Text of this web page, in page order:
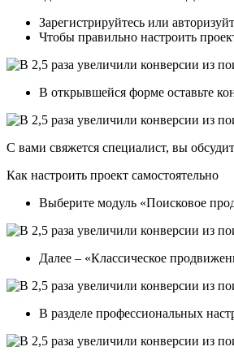
Зарегистрируйтесь или
Чтобы правильно настроить
В открывшейся форме оставьте
С вами свяжется специалист, вы
Как настроить проект самостоятельно
Выберите модуль «Поисковое
Далее – «Классическое
В разделе профессиональных